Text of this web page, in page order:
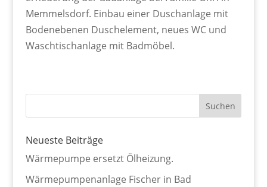
Memmelsdorf. Einbau einer Duschanlage mit
Bodenebenen Duschelement, neues WC und
Waschtischanlage mit Badmöbel.
Neueste Beiträge
Wärmepumpe ersetzt Ölheizung.
Wärmepumpenanlage Fischer in Bad